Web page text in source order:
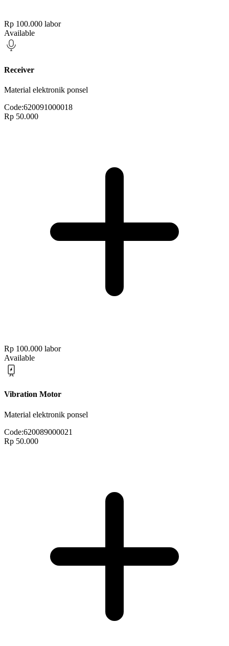
Rp 100.000 labor
Available
Receiver
Material elektronik ponsel
Code:620091000018
Rp 50.000
Rp 100.000 labor
Available
Vibration Motor
Material elektronik ponsel
Code:620089000021
Rp 50.000